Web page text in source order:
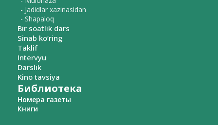
- Jadidlar xazinasidan
- Shapaloq
Bir soatlik dars
Sinab ko‘ring
Taklif
Intervyu
Darslik
Kino tavsiya
Библиотека
Номера газеты
Книги